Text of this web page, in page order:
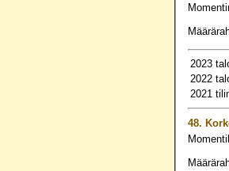
2023
2022
2021
48.